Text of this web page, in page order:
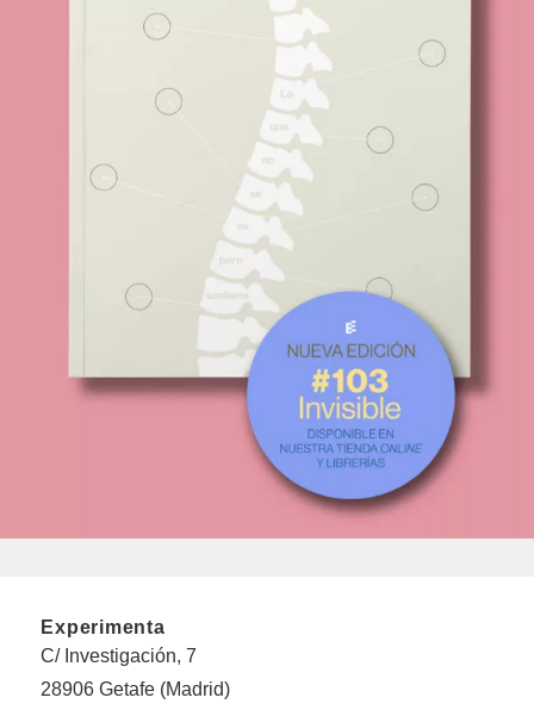
Experimenta
C/ Investigación, 7
28906 Getafe (Madrid)